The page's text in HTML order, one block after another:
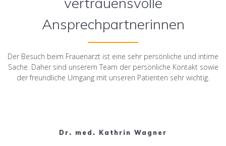
Ansprechpartnerinnen
Der Besuch beim Frauenarzt ist eine sehr persönliche und intime
Sache. Daher sind unserem Team der persönliche Kontakt sowie
der freundliche Umgang mit unseren Patienten sehr wichtig.
Dr. med. Kathrin Wagner